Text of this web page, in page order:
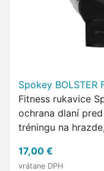
Spokey BOLSTER
Fitness rukavice
ochrana dlaní
tréningu na
zapínaním na...
17,00 €
vrátane DPH